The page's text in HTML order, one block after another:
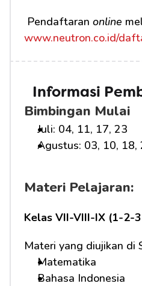
Pendaftaran online
www.neutron.co.id/
Informasi
Bimbingan Mulai
Juli: 04, 11, 17, 23
Agustus: 03, 10, 18,
Materi Pelajaran:
Kelas VII-VIII-IX (1-2-
Materi yang diujikan di
Matematika
Bahasa Indonesia